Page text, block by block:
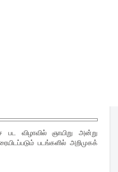
விழாவில் ஞாயிறு அன்று
படங்களில் அறிமுகக்